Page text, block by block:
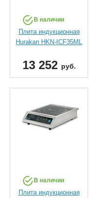
В наличии
Плита индукционная
Hurakan HKN-ICF35ML
13 252 руб.
В наличии
Плита индукционная